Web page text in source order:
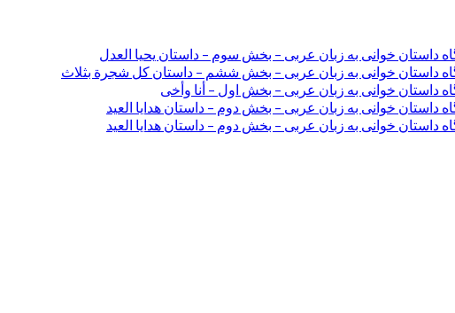
داستان خوانی به زبان عربی – بخش سوم – داستان یحیا العدل
داستان خوانی به زبان عربی – بخش ششم – داستان کل شجرة بثلاث
داستان خوانی به زبان عربی – بخش اول – أنا وأخی
داستان خوانی به زبان عربی – بخش دوم – داستان هدایا العید
داستان خوانی به زبان عربی – بخش دوم – داستان هدایا العید